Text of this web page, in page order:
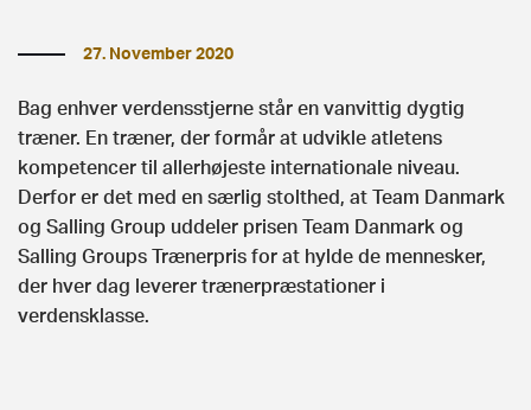
27. November 2020
Bag enhver verdensstjerne står en vanvittig dygtig
træner. En træner, der formår at udvikle atletens
kompetencer til allerhøjeste internationale niveau.
Derfor er det med en særlig stolthed, at Team Danmark
og Salling Group uddeler prisen Team Danmark og
Salling Groups Trænerpris for at hylde de mennesker,
der hver dag leverer trænerpræstationer i
verdensklasse.